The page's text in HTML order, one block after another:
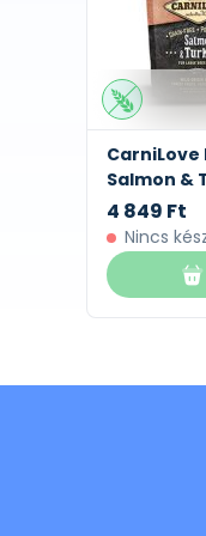
CarniLove
Salmon &
4 849 Ft
Nincs